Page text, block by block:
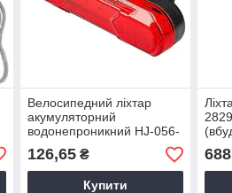
Велосипедний ліхтар
акумуляторний
водонепроникний HJ-056-
5SMD/BSK-2275/AS1010
Ліхтарик для велосипеда
126,65₴
Купити